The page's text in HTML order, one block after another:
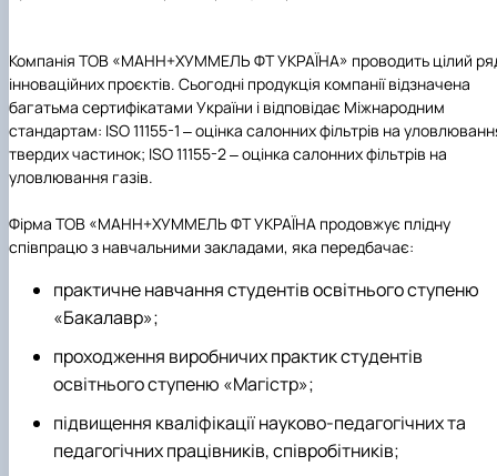
Компанія ТОВ «МАНН+ХУММЕЛЬ ФТ УКРАЇНА» проводить цілий
інноваційних проєктів. Сьогодні продукція компанії відзначена
багатьма сертифікатами України і відповідає Міжнародним
стандартам: ISO 11155-1 ‒ оцінка салонних фільтрів на
твердих частинок; ISО 11155-2‒ оцінка салонних фільтрів на
уловлювання газів.
Фірма ТОВ «МАНН+ХУММЕЛЬ ФТ УКРАЇНА продовжує плідну
співпрацю з навчальними закладами, яка передбачає:
практичне навчання студентів освітнього ступеню
«Бакалавр»;
проходження виробничих практик студентів
освітнього ступеню «Магістр»;
підвищення кваліфікації науково-педагогічних та
педагогічних працівників, співробітників;